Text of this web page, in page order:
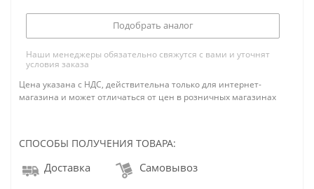
Подобрать аналог
Наши менеджеры обязательно свяжутся с вами и уточнят
условия заказа
Цена указана с НДС, действительна только для интернет-
магазина и может отличаться от цен в розничных магазинах
СПОСОБЫ ПОЛУЧЕНИЯ ТОВАРА:
Доставка Самовывоз